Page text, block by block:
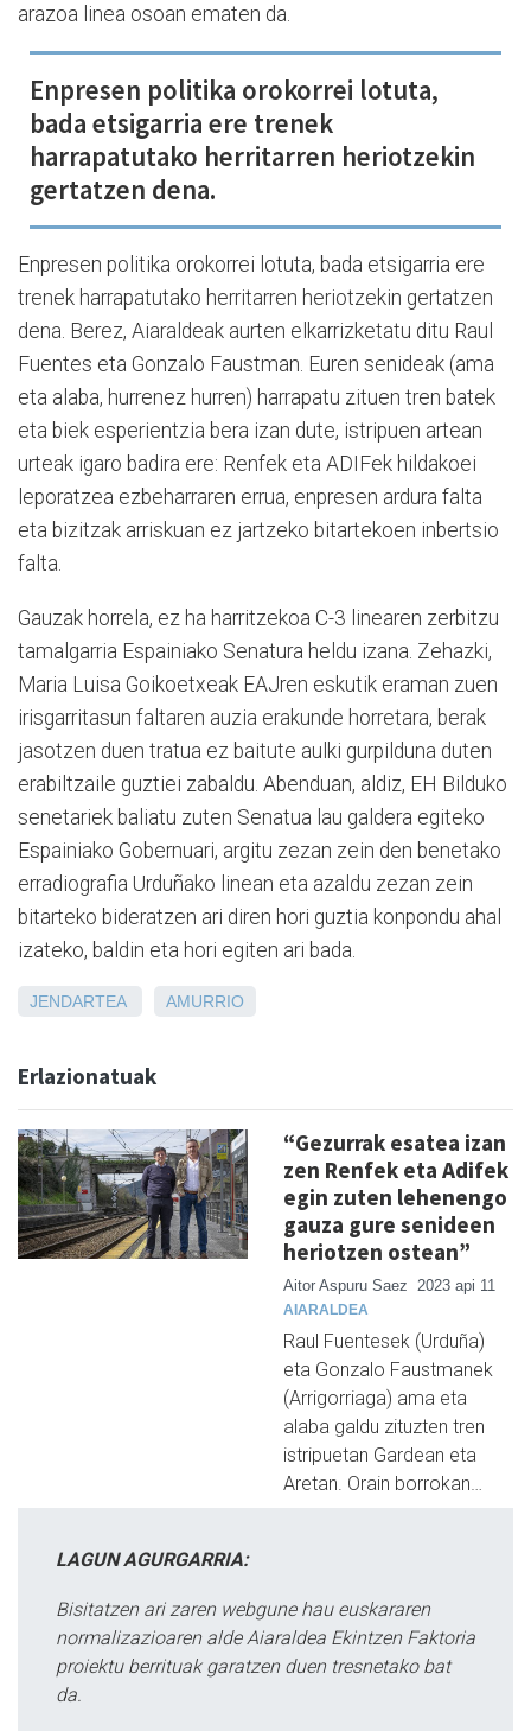
arazoa linea osoan ematen da.
Enpresen politika orokorrei lotuta,
bada etsigarria ere trenek
harrapatutako herritarren heriotzekin
gertatzen dena.
Enpresen politika orokorrei lotuta, bada etsigarria ere
trenek harrapatutako herritarren heriotzekin gertatzen
dena. Berez, Aiaraldeak aurten elkarrizketatu ditu Raul
Fuentes eta Gonzalo Faustman. Euren senideak (ama
eta alaba, hurrenez hurren) harrapatu zituen tren batek
eta biek esperientzia bera izan dute, istripuen artean
urteak igaro badira ere: Renfek eta ADIFek hildakoei
leporatzea ezbeharraren errua, enpresen ardura falta
eta bizitzak arriskuan ez jartzeko bitartekoen inbertsio
falta.
Gauzak horrela, ez ha harritzekoa C-3 linearen zerbitzu
tamalgarria Espainiako Senatura heldu izana. Zehazki,
Maria Luisa Goikoetxeak EAJren eskutik eraman zuen
irisgarritasun faltaren auzia erakunde horretara, berak
jasotzen duen tratua ez baitute aulki gurpilduna duten
erabiltzaile guztiei zabaldu. Abenduan, aldiz, EH Bilduko
senetariek baliatu zuten Senatua lau galdera egiteko
Espainiako Gobernuari, argitu zezan zein den benetako
erradiografia Urduñako linean eta azaldu zezan zein
bitarteko bideratzen ari diren hori guztia konpondu ahal
izateko, baldin eta hori egiten ari bada.
JENDARTEA AMURRIO
Erlazionatuak
“Gezurrak esatea izan
zen Renfek eta Adifek
egin zuten lehenengo
gauza gure senideen
heriotzen ostean”
Aitor Aspuru Saez 2023 api 11
AIARALDEA
Raul Fuentesek (Urduña)
eta Gonzalo Faustmanek
(Arrigorriaga) ama eta
alaba galdu zituzten tren
istripuetan Gardean eta
Aretan. Orain borrokan…
LAGUN AGURGARRIA:
Bisitatzen ari zaren webgune hau euskararen
normalizazioaren alde Aiaraldea Ekintzen Faktoria
proiektu berrituak garatzen duen tresnetako bat
da.